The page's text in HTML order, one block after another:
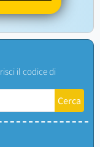
il codice di